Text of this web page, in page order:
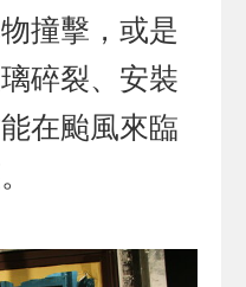
撞擊，或是
碎裂、安裝
在颱風來臨